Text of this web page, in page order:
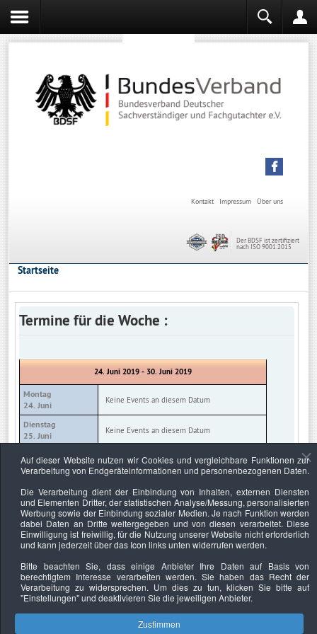
Über uns
Impressum
Kontakt
Der BDSF ist zertifiziert
nach ISO 9001:2015
Startseite
Termine für die Woche :
24. Juni 2019 - 30. Juni 2019
Montag
24. Juni
Keine Events an diesem Datum
Dienstag
25. Juni
Keine Events an diesem Datum
Mittwoch
26. Juni
Keine Events an diesem Datum
27. Juni
Keine Events an diesem Datum
Freitag
28. Juni
Keine Events an diesem Datum
Samstag
Sonntag
30. Juni
Keine Events an diesem Datum
Auf dieser Website nutzen wir Cookies und vergleichbare Funktionen zur
Verarbeitung von Endgeräteinformationen und personenbezogenen Daten.
Die Verarbeitung dient der Einbindung von Inhalten, externen Diensten
und Elementen Dritter, der statistischen Analyse/Messung, personalisierten
Werbung sowie der Einbindung sozialer Medien. Je nach Funktion werden
dabei Daten an Dritte weitergegeben und von diesen verarbeitet. Diese
Einwilligung ist freiwillig, für die Nutzung unserer Website nicht erforderlich
und kann jederzeit über das Icon links unten widerrufen werden.
Bitte beachten Sie, dass einige Anbieter Ihre Daten auf Basis von
berechtigtem Interesse verarbeiten werden. Sie haben das Recht der
Verarbeitung zu widersprechen. Um dies zu tun, klicken Sie bitte auf
"Einstellungen"und deaktivieren Sie die jeweiligen Anbieter.
Zustimmen